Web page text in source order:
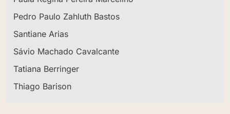
Pedro Paulo Zahluth Bastos
Santiane Arias
Sávio Machado Cavalcante
Tatiana Berringer
Thiago Barison